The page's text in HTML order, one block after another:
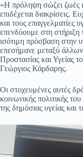
«Η πρόληψη σώζει ζωές
επιδέχεται διακρίσεις.
και τους επαγγελματίες
επενδύουμε στη
ισότιμη πρόσβαση στην
επεσήμανε μεταξύ
Προστασίας και Υγείας
Γεώργιος Κάρδαρης.
Οι στοχευμένες αυτές
κοινωνικής πολιτικής
της δημόσιας υγείας και